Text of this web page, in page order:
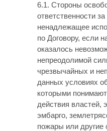
6.1. Стороны
ответственности
ненадлежащее
по Договору, если
оказалось
непреодолимой
чрезвычайных и
данных условиях
которыми
действия властей,
эмбарго,
пожары или другие